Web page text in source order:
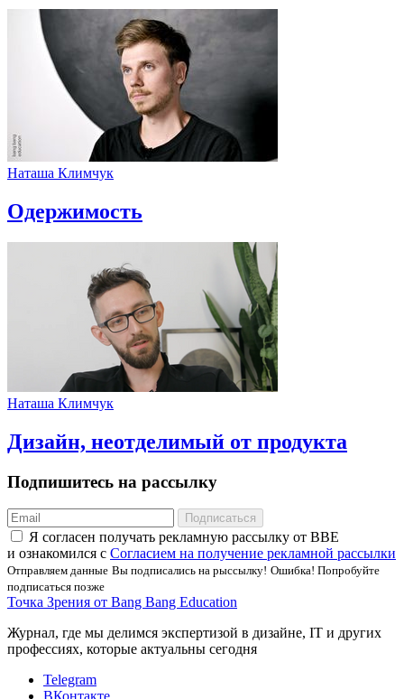
Наташа Климчук
Одержимость
Наташа Климчук
Дизайн, неотделимый от продукта
Подпишитесь на рассылку
Подписаться
Я соглаcен получать рекламную рассылку от BBE
и ознакомился с Согласием на получение рекламной рассылки
Отправляем данные Вы подписались на рыссылку! Ошибка! Попробуйте
подписаться позже
Точка Зрения от Bang Bang Education
Журнал, где мы делимся экспертизой в дизайне, IT и других
профессиях, которые актуальны сегодня
Telegram